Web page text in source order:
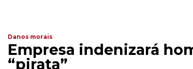
Danos morais
Empresa indenizará
“pirata”